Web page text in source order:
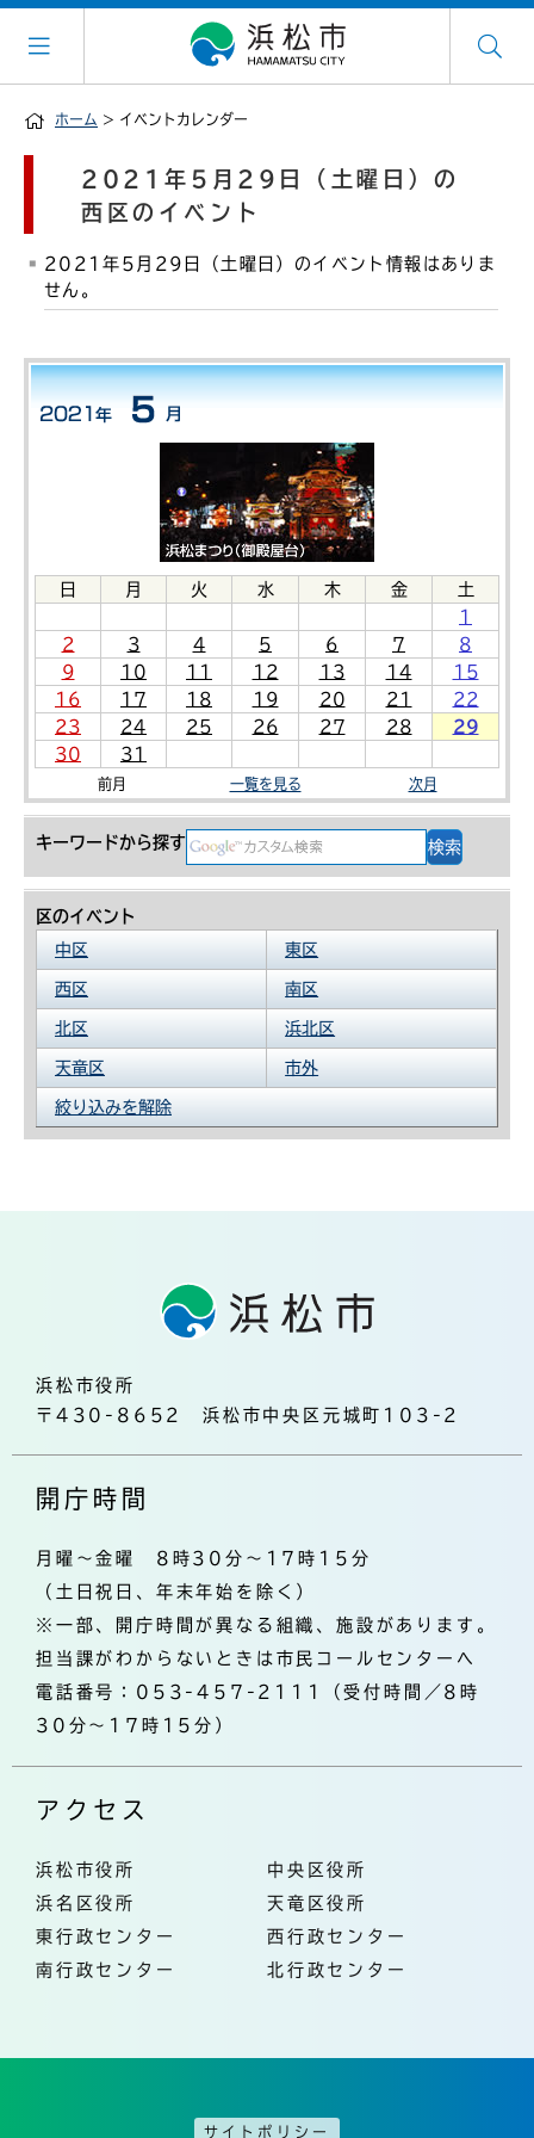
ホーム > イベントカレンダー
日 月 火 水 木 金
土
1
2
3 4 5 6 7
8
9
10 11 12 13 14
15
16
17 18 19 20 21
22
23
24 25 26 27 28
29
30
31
前月 一覧を見る 次月
キーワードから探す
区のイベント
中区
東区
西区 南区
北区 浜北区
天竜区 市外
絞り込みを解除
2021年5月29日（土曜日）の
西区のイベント
2021年5月29日（土曜日）のイベント情報はありま
せん。
浜松市役所
〒430-8652 浜松市中央区元城町103-2
開庁時間
月曜～金曜 8時30分～17時15分
（土日祝日、年末年始を除く）
※一部、開庁時間が異なる組織、施設があります。
担当課がわからないときは市民コールセンターへ
電話番号：053-457-2111（受付時間／8時
30分～17時15分）
アクセス
浜松市役所
中央区役所
浜名区役所
天竜区役所
東行政センター
西行政センター
南行政センター
北行政センター
サイトポリシー